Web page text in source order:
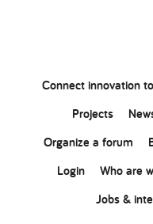
Connectinnovation
Projects
Organize a forum
Login
Who are
Jobs &